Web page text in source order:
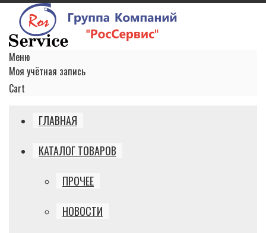
Меню
Моя учётная запись
Cart
ГЛАВНАЯ
КАТАЛОГ ТОВАРОВ
ПРОЧЕЕ
НОВОСТИ